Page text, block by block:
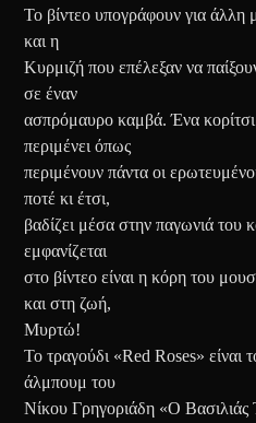
Το βίντεο υπογράφουν για άλλη
και η
Κυρμιζή που επέλεξαν να
σε έναν
ασπρόμαυρο καμβά. Ένα
περιμένει όπως
περιμένουν πάντα οι
ποτέ κι έτσι,
βαδίζει μέσα στην παγωνιά του
εμφανίζεται
στο βίντεο είναι η κόρη του
και στη ζωή,
Μυρτώ!
Το τραγούδι «Red Roses» είναι
άλμπουμ του
Νίκου Γρηγοριάδη «Ο